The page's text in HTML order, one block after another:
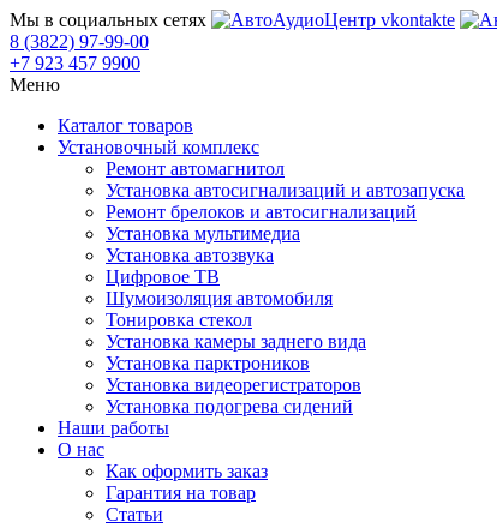
Мы в социальных сетях
8 (3822) 97-99-00
+7 923 457 9900
Меню
Каталог товаров
Установочный комплекс
Ремонт автомагнитол
Установка автосигнализаций и автозапуска
Ремонт брелоков и автосигнализаций
Установка мультимедиа
Установка автозвука
Цифровое ТВ
Шумоизоляция автомобиля
Тонировка стекол
Установка камеры заднего вида
Установка парктроников
Установка видеорегистраторов
Установка подогрева сидений
Наши работы
О нас
Как оформить заказ
Гарантия на товар
Статьи